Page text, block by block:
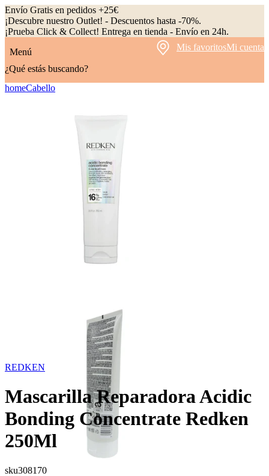
Envío Gratis en pedidos +25€
¡Descubre nuestro Outlet! - Descuentos hasta -70%.
¡Prueba Click & Collect! Entrega en tienda - Envío en 24h.
Menú
Mis favoritosMi cuenta
¿Qué estás buscando?
homeCabello
REDKEN
Mascarilla Reparadora Acidic
Bonding Concentrate Redken
250Ml
sku308170